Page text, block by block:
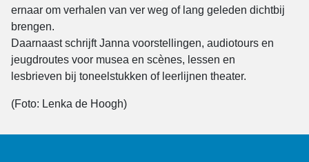
ernaar om verhalen van ver weg of lang geleden dichtbij
brengen.
Daarnaast schrijft Janna voorstellingen, audiotours en
jeugdroutes voor musea en scènes, lessen en
lesbrieven bij toneelstukken of leerlijnen theater.
(Foto: Lenka de Hoogh)